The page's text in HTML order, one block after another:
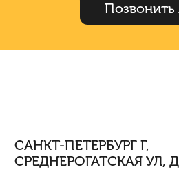
Позвонить
САНКТ-ПЕТЕРБУРГ Г,
СРЕДНЕРОГАТСКАЯ УЛ,